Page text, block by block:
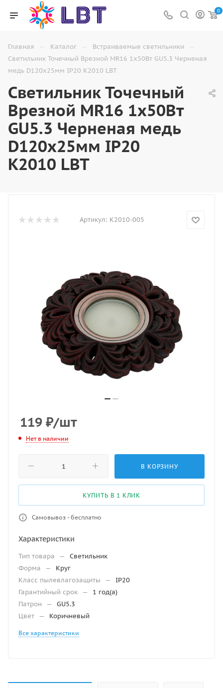
0
Главная — Каталог — Встраиваемые светильники —
Светильник Точечный Врезной MR16 1х50Вт GU5.3 Черненая
медь D120х25мм IP20 K2010 LBT
Светильник Точечный
Врезной MR16 1х50Вт
GU5.3 Черненая медь
D120х25мм IP20
K2010 LBT
Артикул: K2010-005
119 ₽/шт
Нет в наличии
В КОРЗИНУ
КУПИТЬ В 1 КЛИК
Самовывоз - бесплатно
Характеристики
Тип товара —
Светильник
Форма
—
Круг
Класс пылевлагозащиты
—
IP20
Гарантийный срок —
1 год(а)
Патрон
—
GU5.3
Цвет — Коричневый
Все характеристики